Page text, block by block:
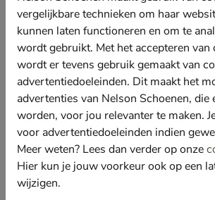
de zomer!
Uitgevoerd in suedine wat de
afwerking geeft. De enkelband is
betere pasvorm.
Gevoerd met imitatieleer. De brede
zich comfortabel om de voet en
Voorzien van een voetbed met
Dankzij het dempende kussen over
voet ervaar jij de hele dag door
Afgewerkt met een sleehak van 4
van 2 cm. De zool is afgewerkt met
echte zomerse vibes.
vergelijkbare technieken om haar
kunnen laten functioneren en om te
wordt gebruikt. Met het accepteren van
wordt er tevens gebruik gemaakt van
advertentiedoeleinden. Dit maakt het
advertenties van Nelson Schoenen, die
worden, voor jou relevanter te maken.
voor advertentiedoeleinden indien
Meer weten? Lees dan verder op onze
Hier kun je jouw voorkeur ook op een
wijzigen.